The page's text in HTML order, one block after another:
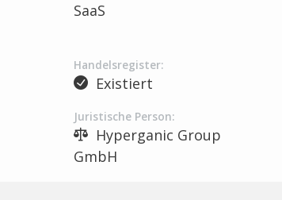
SaaS
Handelsregister:
Existiert
Juristische Person:
Hyperganic Group
GmbH